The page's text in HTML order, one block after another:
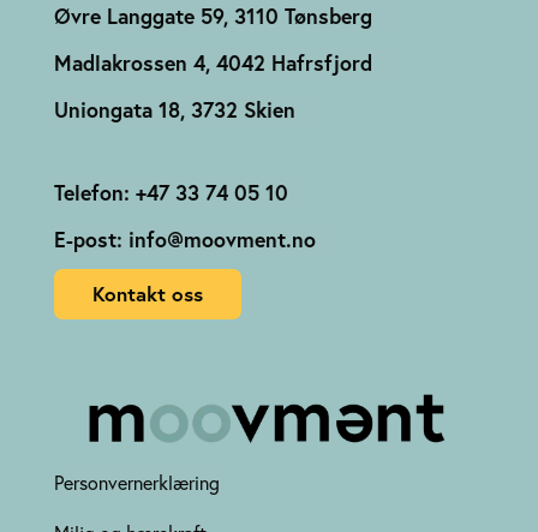
Øvre Langgate 59, 3110 Tønsberg
Madlakrossen 4, 4042 Hafrsfjord
Uniongata 18, 3732 Skien
Telefon: +47 33 74 05 10
E-post: info@moovment.no
Kontakt oss
Personvernerklæring